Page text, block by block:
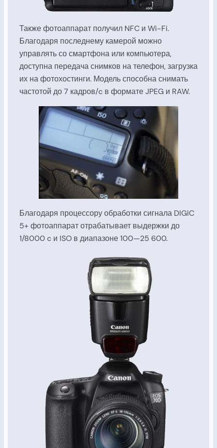
Также фотоаппарат получил NFC и Wi-Fi.
Благодаря последнему камерой можно
управлять со смартфона или компьютера,
доступна передача снимков на телефон, загрузка
их на фотохостинги. Модель способна снимать
частотой до 7 кадров/c в формате JPEG и RAW.
Благодаря процессору обработки сигнала DIGIC
5+ фотоаппарат отрабатывает выдержки до
1/8000 c и ISO в диапазоне 100—25 600.